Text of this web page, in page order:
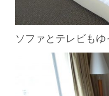
ソファとテレビも